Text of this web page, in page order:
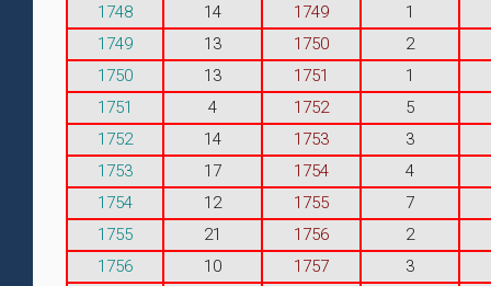
1748
14 1749
1
1749
13 1750
2
1750
13 1751
1
1751
4 1752
5
1752
14 1753
3
1753
17 1754
4
1754
12 1755
7
1755
21 1756
2
1756
10 1757
3